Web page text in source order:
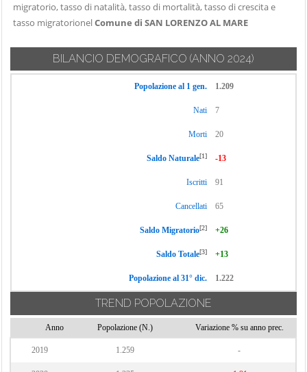
migratorio, tasso di natalità, tasso di mortalità, tasso di crescita e
tasso migratorionelComune di SAN LORENZO AL MARE
BILANCIO DEMOGRAFICO (ANNO 2024)
Popolazione al 1 gen. 1.209
Nati 7
Morti 20
Saldo Naturale[1] -13
Iscritti 91
Cancellati 65
Saldo Migratorio[2] +26
Saldo Totale[3] +13
Popolazione al 31° dic. 1.222
TREND POPOLAZIONE
Anno Popolazione (N.) Variazione % su anno prec.
2019 1.259 -